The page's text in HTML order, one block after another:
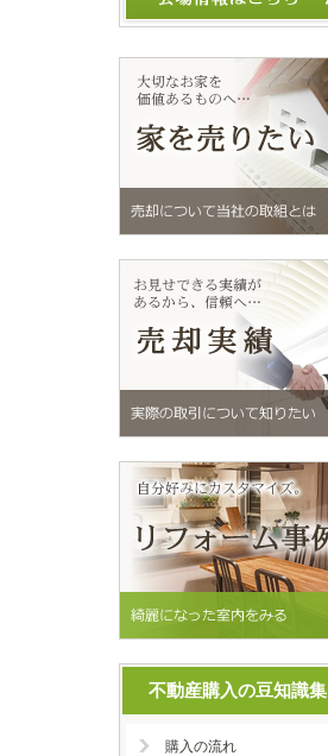
不動産購入の豆知識集
購入の流れ